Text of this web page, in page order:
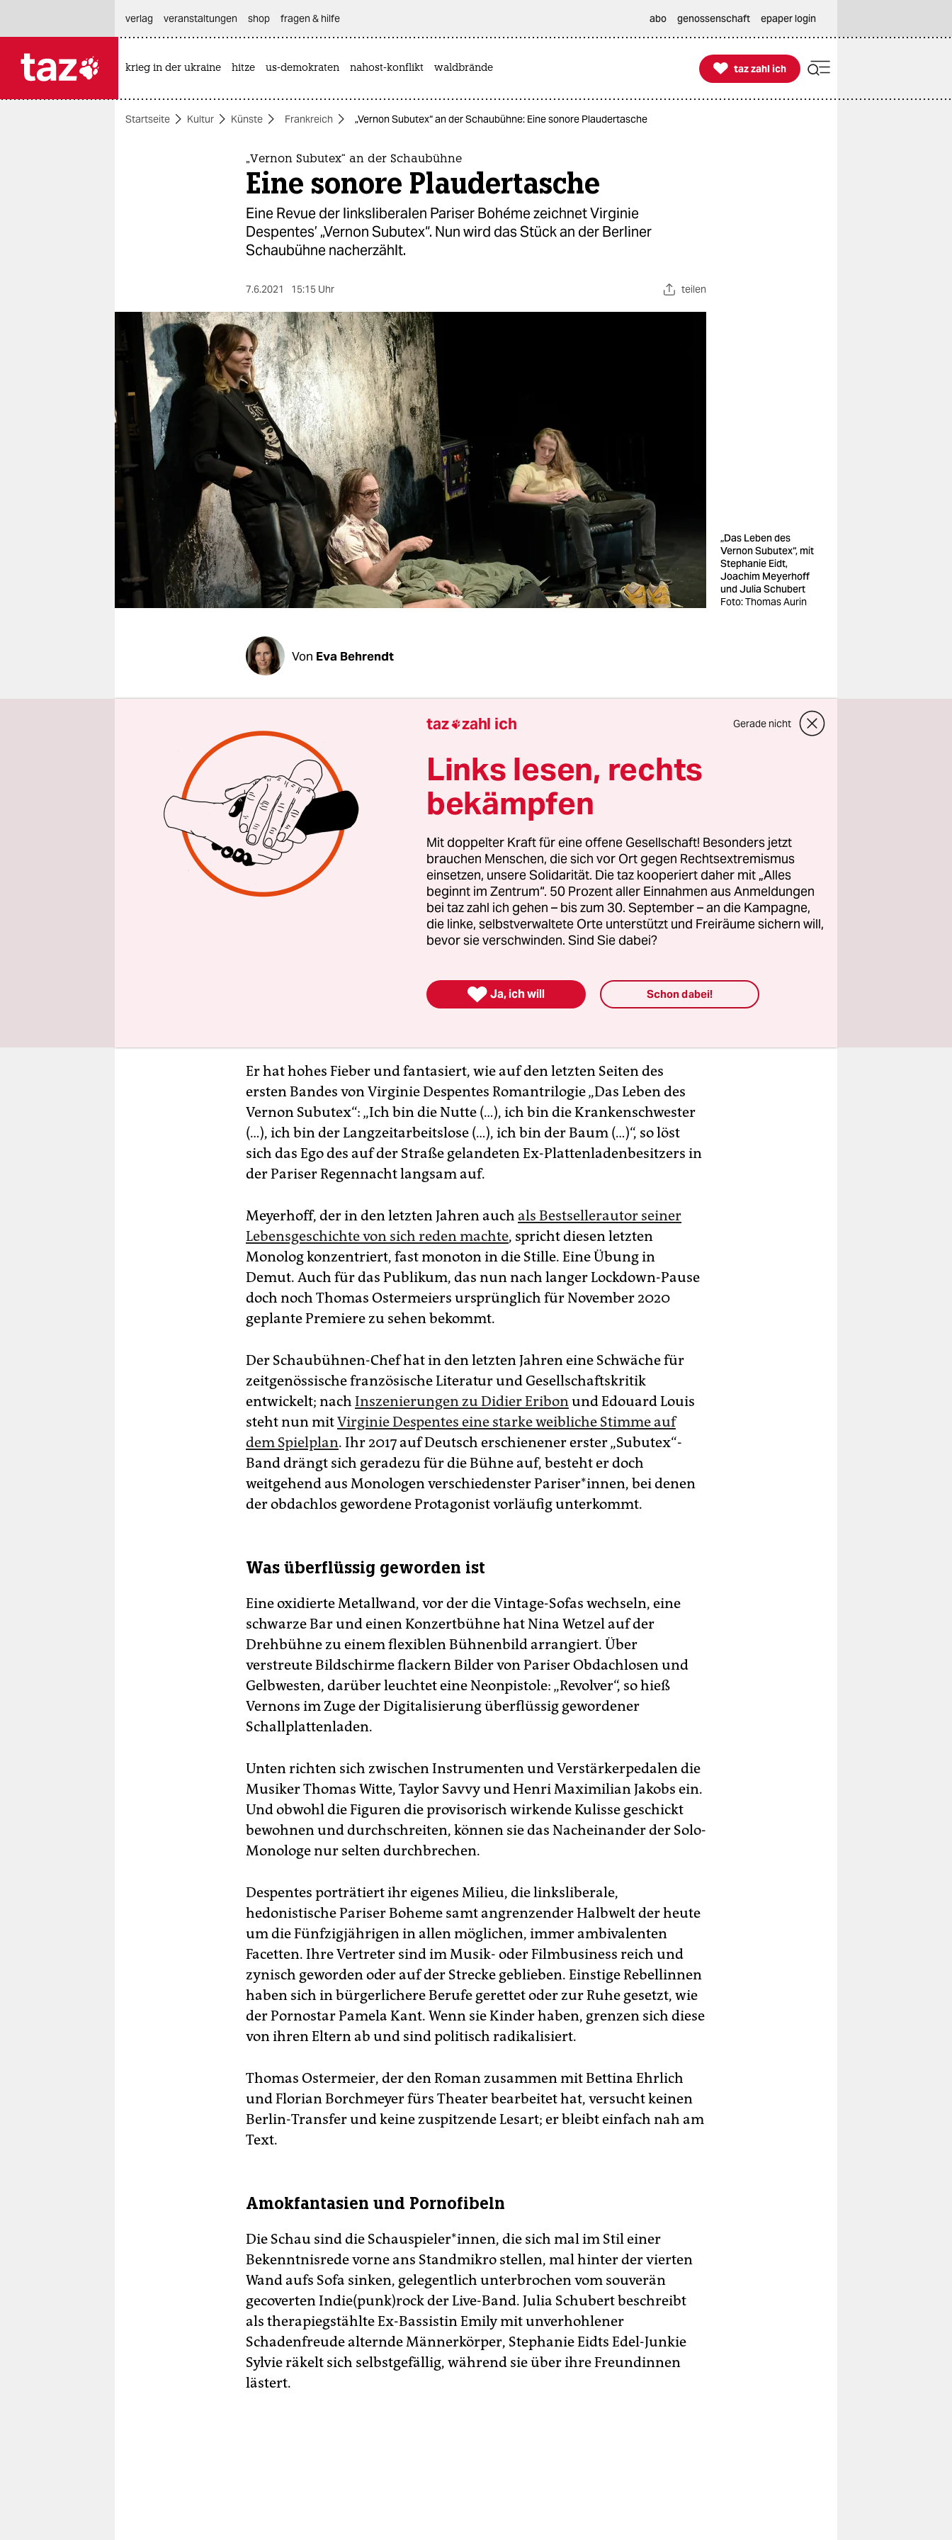
themen
berlin
nord
wahrheit
verlag
verlag
veranstaltungen
fragen & hilfe
unterstützen
abo
genossenschaft
verlag
veranstaltungen shop fragen & hilfe abo genossenschaft epaper login
krieg in der ukraine hitze us-demokraten nahost-konflikt waldbrände 
taz zahl ich
taz zahl ich
Startseite Kultur Künste Frankreich „Vernon Subutex“ an der Schaubühne: Eine sonore Plaudertasche
„Vernon Subutex“ an der Schaubühne
Eine sonore Plaudertasche
Eine Revue der linksliberalen Pariser Bohéme zeichnet Virginie
Despentes’ „Vernon Subutex“. Nun wird das Stück an der Berliner
Schaubühne nacherzählt.
7.6.2021 15:15 Uhr teilen
„Das Leben des
Vernon Subutex“, mit
Stephanie Eidt,
Joachim Meyerhoff
und Julia Schubert
Foto: Thomas Aurin
Von Eva Behrendt
Kurz vor Mitternacht ist Vernon Subutex ganz unten angekommen.
Joachim Meyerhoff kniet in speckiger Lederjacke und mit verfilztem
Haar auf einem Stück Pappe. Unbequem sieht das aus, nach Betteln,
das Arbeit macht.
Er hat hohes Fieber und fantasiert, wie auf den letzten Seiten des
ersten Bandes von Virginie Despentes Romantrilogie „Das Leben des
Vernon Subutex“: „Ich bin die Nutte (…), ich bin die Krankenschwester
(…), ich bin der Langzeitarbeitslose (…), ich bin der Baum (…)“, so löst
sich das Ego des auf der Straße gelandeten Ex-Plattenladenbesitzers in
der Pariser Regennacht langsam auf.
Meyerhoff, der in den letzten Jahren auch als Bestsellerautor seiner
Lebensgeschichte von sich reden machte, spricht diesen letzten
Monolog konzentriert, fast monoton in die Stille. Eine Übung in
Demut. Auch für das Publikum, das nun nach langer Lockdown-Pause
doch noch Thomas Ostermeiers ursprünglich für November 2020
geplante Premiere zu sehen bekommt.
Der Schaubühnen-Chef hat in den letzten Jahren eine Schwäche für
zeitgenössische französische Literatur und Gesellschaftskritik
entwickelt; nach Inszenierungen zu Didier Eribonund Edouard Louis
steht nun mitVirginie Despentes eine starke weibliche Stimme auf
dem Spielplan. Ihr 2017 auf Deutsch erschienener erster „Subutex“-
Band drängt sich geradezu für die Bühne auf, besteht er doch
weitgehend aus Monologen verschiedenster Pariser*innen, bei denen
der obdachlos gewordene Protagonist vorläufig unterkommt.
Was überflüssig geworden ist
Eine oxidierte Metallwand, vor der die Vintage-Sofas wechseln, eine
schwarze Bar und einen Konzertbühne hat Nina Wetzel auf der
Drehbühne zu einem flexiblen Bühnenbild arrangiert. Über
verstreute Bildschirme flackern Bilder von Pariser Obdachlosen und
Gelbwesten, darüber leuchtet eine Neonpistole: „Revolver“, so hieß
Vernons im Zuge der Digitalisierung überflüssig gewordener
Schallplattenladen.
Unten richten sich zwischen Instrumenten und Verstärkerpedalen die
Musiker Thomas Witte, Taylor Savvy und Henri Maximilian Jakobs ein.
Und obwohl die Figuren die provisorisch wirkende Kulisse geschickt
bewohnen und durchschreiten, können sie das Nacheinander der Solo-
Monologe nur selten durchbrechen.
Despentes porträtiert ihr eigenes Milieu, die linksliberale,
hedonistische Pariser Boheme samt angrenzender Halbwelt der heute
um die Fünfzigjährigen in allen möglichen, immer ambivalenten
Facetten. Ihre Vertreter sind im Musik- oder Filmbusiness reich und
zynisch geworden oder auf der Strecke geblieben. Einstige Rebellinnen
haben sich in bürgerlichere Berufe gerettet oder zur Ruhe gesetzt, wie
der Pornostar Pamela Kant. Wenn sie Kinder haben, grenzen sich diese
von ihren Eltern ab und sind politisch radikalisiert.
Thomas Ostermeier, der den Roman zusammen mit Bettina Ehrlich
und Florian Borchmeyer fürs Theater bearbeitet hat, versucht keinen
Berlin-Transfer und keine zuspitzende Lesart; er bleibt einfach nah am
Text.
Amokfantasien und Pornofibeln
Die Schau sind die Schauspieler*innen, die sich mal im Stil einer
Bekenntnisrede vorne ans Standmikro stellen, mal hinter der vierten
Wand aufs Sofa sinken, gelegentlich unterbrochen vom souverän
gecoverten Indie(punk)rock der Live-Band. Julia Schubert beschreibt
als therapiegstählte Ex-Bassistin Emily mit unverhohlener
Schadenfreude alternde Männerkörper, Stephanie Eidts Edel-Junkie
Sylvie räkelt sich selbstgefällig, während sie über ihre Freundinnen
lästert.
taz zahl ich Gerade nicht
Links lesen, rechts
bekämpfen
Mit doppelter Kraft für eine offene Gesellschaft! Besonders jetzt
brauchen Menschen, die sich vor Ort gegen Rechtsextremismus
einsetzen, unsere Solidarität. Die taz kooperiert daher mit „Alles
beginnt im Zentrum“. 50 Prozent aller Einnahmen aus Anmeldungen
bei taz zahl ich gehen – bis zum 30. September – an die Kampagne,
die linke, selbstverwaltete Orte unterstützt und Freiräume sichern will,
bevor sie verschwinden. Sind Sie dabei?
 Ja, ich will Schon dabei!